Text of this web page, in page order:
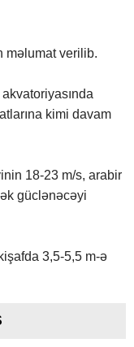
məlumat verilib.
kimi davam
18-23 m/s, arabir
güclənəcəyi
3,5-5,5 m-ə